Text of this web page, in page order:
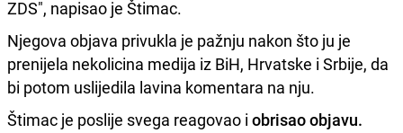
ZDS", napisao je Štimac.
Njegova objava privukla je pažnju nakon što ju je
prenijela nekolicina medija iz BiH, Hrvatske i Srbije, da
bi potom uslijedila lavina komentara na nju.
Štimac je poslije svega reagovao i obrisao objavu.